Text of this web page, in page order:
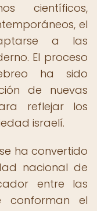
científicos,
el
a las
El proceso
ha sido
de nuevas
reflejar los
israelí.
ha convertido
nacional de
entre las
conforman el